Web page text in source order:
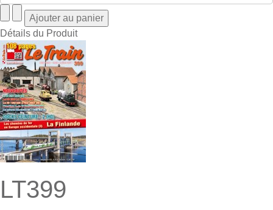
Détails du Produit
LT399